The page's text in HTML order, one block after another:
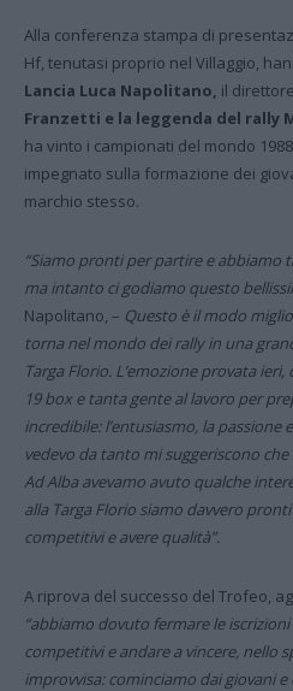
Alla conferenza stampa di
Hf, tenutasi proprio nel Villaggio,
Lancia Luca Napolitano, il
Franzetti e la leggenda del rally
ha vinto i campionati del mondo
impegnato sulla formazione dei
marchio stesso.
“Siamo pronti per partire e abbiamo
ma intanto ci godiamo questo
Napolitano, – Questo è il modo
torna nel mondo dei rally in una
Targa Florio. L’emozione provata
19 box e tanta gente al lavoro per
incredibile: l’entusiasmo, la passione
vedevo da tanto mi suggeriscono
Ad Alba avevamo avuto qualche
alla Targa Florio siamo davvero
competitivi e avere qualità”.
A riprova del successo del Trofeo,
“abbiamo dovuto fermare le
competitivi e andare a vincere, nello
improvvisa: cominciamo dai giovani